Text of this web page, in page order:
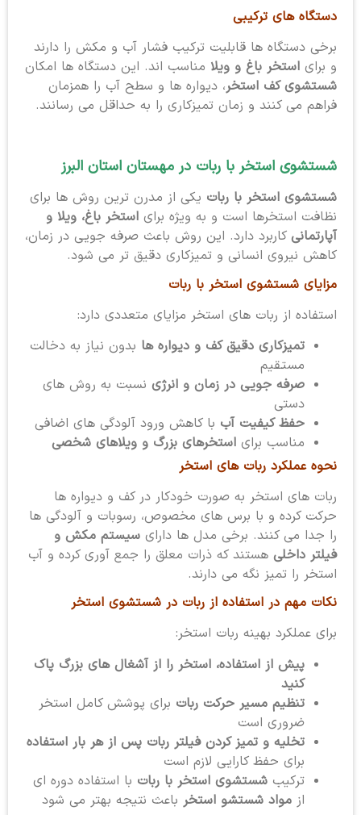
دستگاه های ترکیبی
برخی دستگاه ها قابلیت ترکیب فشار آب و مکش را دارند
و برای استخر باغ و ویلامناسب اند. این دستگاه ها امکان
شستشوی کف استخر، دیواره ها و سطح آب را همزمان
فراهم می کنند و زمان تمیزکاری را به حداقل می رسانند.
شستشوی استخر با ربات در مهستان استان البرز
شستشوی استخر با رباتیکی از مدرن ترین روش ها برای
نظافت استخرها است و به ویژه برای استخر باغ، ویلا و
آپارتمانیکاربرد دارد. این روش باعث صرفه جویی در زمان،
کاهش نیروی انسانی و تمیزکاری دقیق تر می شود.
مزایای شستشوی استخر با ربات
استفاده از ربات های استخر مزایای متعددی دارد:
تمیزکاری دقیق کف و دیواره هابدون نیاز به دخالت
مستقیم
صرفه جویی در زمان و انرژینسبت به روش های
دستی
حفظ کیفیت آببا کاهش ورود آلودگی های اضافی
مناسب برای استخرهای بزرگ و ویلاهای شخصی
نحوه عملکرد ربات های استخر
ربات های استخر به صورت خودکار در کف و دیواره ها
حرکت کرده و با برس های مخصوص، رسوبات و آلودگی ها
را جدا می کنند. برخی مدل ها دارای سیستم مکش و
فیلتر داخلیهستند که ذرات معلق را جمع آوری کرده و آب
استخر را تمیز نگه می دارند.
نکات مهم در استفاده از ربات در شستشوی استخر
برای عملکرد بهینه ربات استخر:
پیش از استفاده، استخر را از آشغال های بزرگ پاک
کنید
تنظیم مسیر حرکت رباتبرای پوشش کامل استخر
ضروری است
تخلیه و تمیز کردن فیلتر ربات پس از هر بار استفاده
برای حفظ کارایی لازم است
ترکیب شستشوی استخر با رباتبا استفاده دوره ای
از مواد شستشو استخرباعث نتیجه بهتر می شود